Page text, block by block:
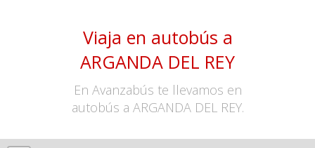
Viaja en autobús a
ARGANDA DEL REY
En Avanzabús te llevamos en
autobús a ARGANDA DEL REY.